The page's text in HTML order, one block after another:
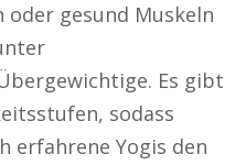
oder gesund Muskeln
Es gibt
sodass
erfahrene Yogis den